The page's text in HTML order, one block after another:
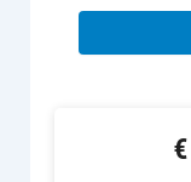
sorveglianza”
controllo sulla
l’organo di
doveri, poteri,
€